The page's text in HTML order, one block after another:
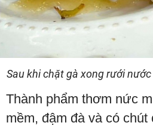
Sau khi chặt gà xong rưới
Thành phẩm thơm nức
mềm, đậm đà và có chút